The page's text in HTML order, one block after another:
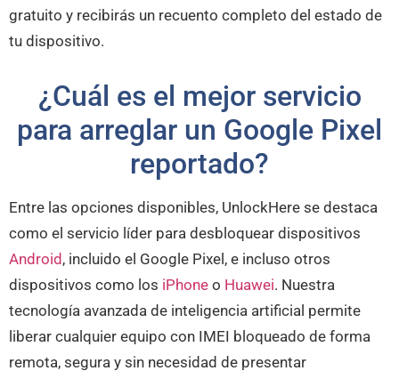
gratuito y recibirás un recuento completo del estado de
tu dispositivo.
¿Cuál es el mejor servicio
para arreglar un Google Pixel
reportado?
Entre las opciones disponibles, UnlockHere se destaca
como el servicio líder para desbloquear dispositivos
Android , incluido el Google Pixel, e incluso otros
dispositivos como los iPhone o Huawei. Nuestra
tecnología avanzada de inteligencia artificial permite
liberar cualquier equipo con IMEI bloqueado de forma
remota, segura y sin necesidad de presentar